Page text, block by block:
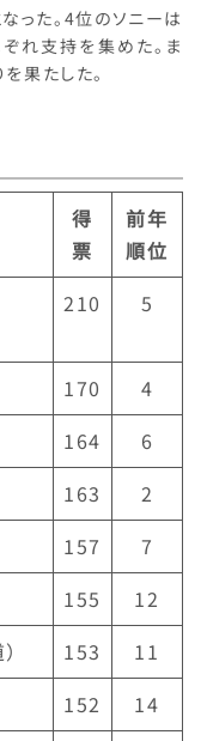
った。4位のソニーは
れ支持を集めた。ま
果たした。
得
票
前年
順位
210 5
170
4
164
6
163
2
157
7
155
12
153
11
152
14